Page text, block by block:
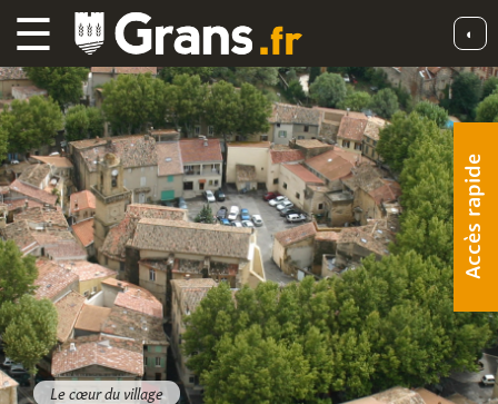
☰ ◐
Accès rapide
Le cœur du village